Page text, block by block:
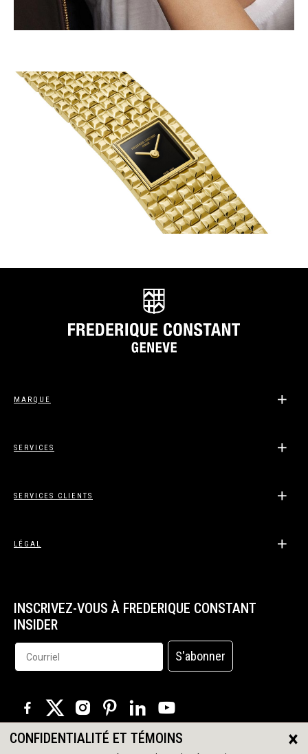
MARQUE
SERVICES
SERVICES CLIENTS
LÉGAL
INSCRIVEZ-VOUS À FREDERIQUE CONSTANT
INSIDER
S'abonner
CONFIDENTIALITÉ ET TÉMOINS ×